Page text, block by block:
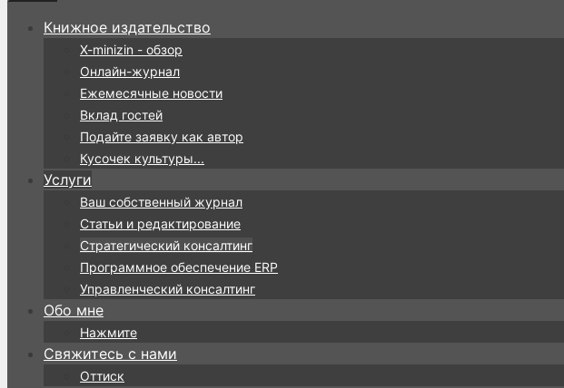
Книжное издательство
X-minizin - обзор
Онлайн-журнал
Ежемесячные новости
Вклад гостей
Подайте заявку как автор
Кусочек культуры...
Услуги
Ваш собственный журнал
Статьи и редактирование
Стратегический консалтинг
Программное обеспечение ERP
Управленческий консалтинг
Обо мне
Нажмите
Свяжитесь с нами
Оттиск